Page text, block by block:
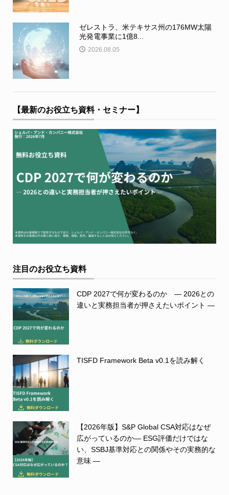
ゼレストラ、米テキサス州の176MW太陽
光発電事業に1億8...
2026.08.05
【最新のお役立ち資料・セミナー】
注目のお役立ち資料
CDP 2027で何が変わるのか ― 2026との
違いと実務担当者が押さえたいポイント ―
TISFD Framework Beta v0.1を読み解く
【2026年版】S&P Global CSA対応はなぜ
広がっているのか― ESG評価だけではな
い、SSBJ基準対応との関係やその実務的な
意味 ―